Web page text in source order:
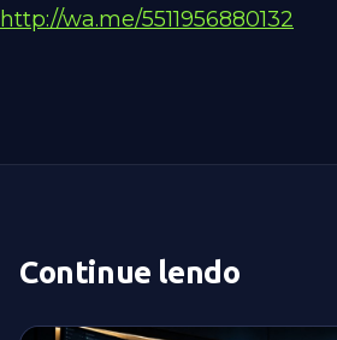
http://wa.me/5511956880132
Continue lendo